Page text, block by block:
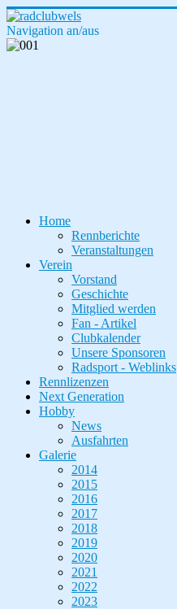
Navigation an/aus
Home
Rennberichte
Veranstaltungen
Verein
Vorstand
Geschichte
Mitglied werden
Fan - Artikel
Clubkalender
Unsere Sponsoren
Radsport - Weblinks
Rennlizenzen
Next Generation
Hobby
News
Ausfahrten
Galerie
2014
2015
2016
2017
2018
2019
2020
2021
2022
2023